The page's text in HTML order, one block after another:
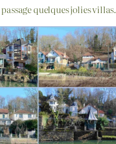
quelques jolies villas.